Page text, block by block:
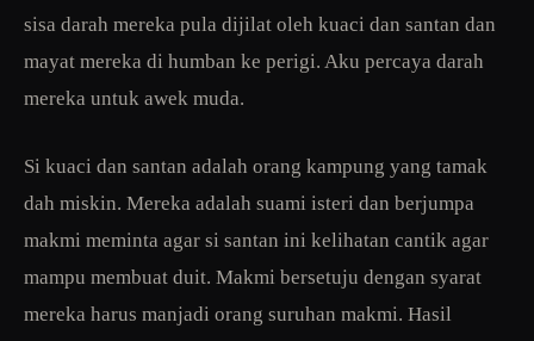
sisa darah mereka pula dijilat oleh kuaci dan santan dan
mayat mereka di humban ke perigi. Aku percaya darah
mereka untuk awek muda.
Si kuaci dan santan adalah orang kampung yang tamak
dah miskin. Mereka adalah suami isteri dan berjumpa
makmi meminta agar si santan ini kelihatan cantik agar
mampu membuat duit. Makmi bersetuju dengan syarat
mereka harus manjadi orang suruhan makmi. Hasil